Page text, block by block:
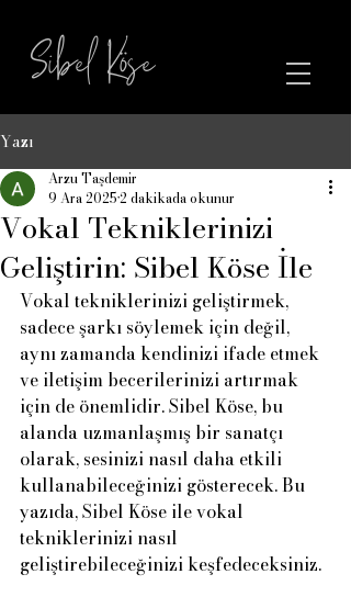
Sibel Köse
Yazı
Vokal Tekniklerinizi
Geliştirin: Sibel Köse İle
Arzu Taşdemir
9 Ara 20252 dakikada okunur
Vokal tekniklerinizi geliştirmek,
sadece şarkı söylemek için değil,
aynı zamanda kendinizi ifade etmek
ve iletişim becerilerinizi artırmak
için de önemlidir. Sibel Köse, bu
alanda uzmanlaşmış bir sanatçı
olarak, sesinizi nasıl daha etkili
kullanabileceğinizi gösterecek. Bu
yazıda, Sibel Köse ile vokal
tekniklerinizi nasıl
geliştirebileceğinizi keşfedeceksiniz.